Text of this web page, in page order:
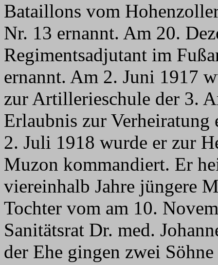
Bataillons vom
Nr. 13 ernannt. Am 20.
Regimentsadjutant im
ernannt. Am 2. Juni 1917
zur Artillerieschule der 3.
Erlaubnis zur
2. Juli 1918 wurde er zur
Muzon kommandiert. Er
viereinhalb Jahre jüngere
Tochter vom am 10.
Sanitätsrat Dr. med.
der Ehe gingen zwei